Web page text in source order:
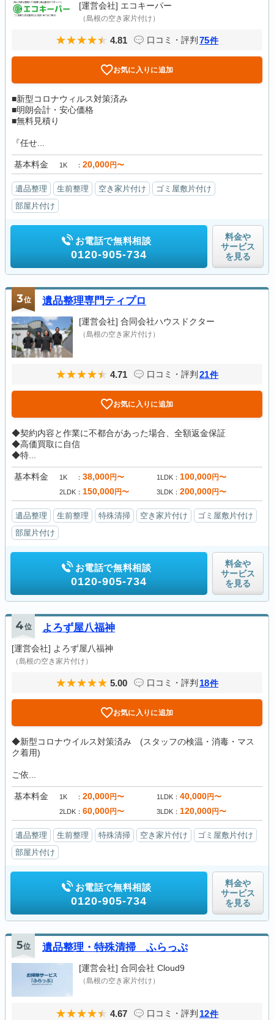
[運営会社] エコキーパー
（島根の空き家片付け）
4.81 口コミ・評判 75件
お気に入りに追加
■新型コロナウィルス対策済み
■明朗会計・安心価格
■無料見積り
『任せ...
基本料金 1K 20,000円〜
遺品整理 生前整理 空き家片付け
ゴミ屋敷片付け
部屋片付け
お電話で無料相談
0120-905-734
料金や
サービス
を見る
3位 遺品整理専門ティプロ
[運営会社] 合同会社ハウスドクター
（島根の空き家片付け）
4.71 口コミ・評判 21件
お気に入りに追加
◆契約内容と作業に不都合があった場合、全額返金保証
◆高価買取に自信
◆特...
基本料金 1K 38,000円〜 1LDK 100,000円〜
2LDK 150,000円〜 3LDK 200,000円〜
遺品整理 生前整理 特殊清掃 空き家片付け
ゴミ屋敷片付け
部屋片付け
お電話で無料相談
0120-905-734
料金や
サービス
を見る
4位 よろず屋八福神
[運営会社] よろず屋八福神
（島根の空き家片付け）
5.00 口コミ・評判 18件
お気に入りに追加
◆新型コロナウイルス対策済み (スタッフの検温・消毒・マス
ク着用)
ご依...
基本料金 1K 20,000円〜 1LDK 40,000円〜
2LDK 60,000円〜 3LDK 120,000円〜
遺品整理 生前整理 特殊清掃 空き家片付け
ゴミ屋敷片付け
部屋片付け
お電話で無料相談
0120-905-734
料金や
サービス
を見る
5位 遺品整理・特殊清掃 ふらっぷ
[運営会社] 合同会社 Cloud9
（島根の空き家片付け）
4.67 口コミ・評判 12件